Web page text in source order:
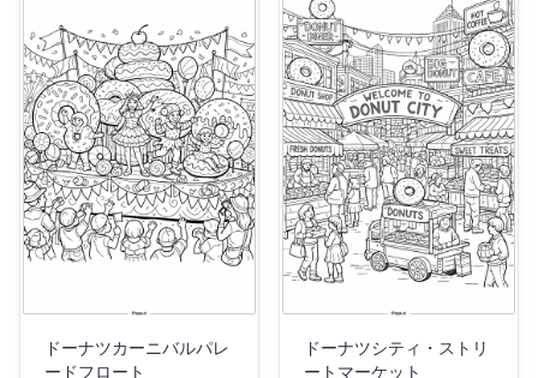
ドーナツカーニバルパレ
ードフロート
ドーナツシティ・ストリ
ートマーケット